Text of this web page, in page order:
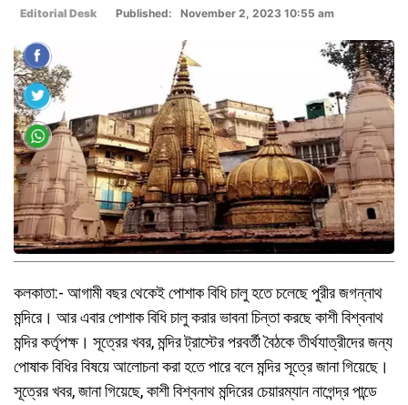
Editorial Desk Published: November 2, 2023 10:55 am
কলকাতা:- আগামী বছর থেকেই পোশাক বিধি চালু হতে চলেছে পুরীর জগন্নাথ
মন্দিরে। আর এবার পোশাক বিধি চালু করার ভাবনা চিন্তা করছে কাশী বিশ্বনাথ
মন্দির কর্তৃপক্ষ। সূত্রের খবর, মন্দির ট্রাস্টের পরবর্তী বৈঠকে তীর্থযাত্রীদের জন্য
পোষাক বিধির বিষয়ে আলোচনা করা হতে পারে বলে মন্দির সূত্রে জানা গিয়েছে।
সূত্রের খবর, জানা গিয়েছে, কাশী বিশ্বনাথ মন্দিরের চেয়ারম্যান নাগেন্দ্র পান্ডে